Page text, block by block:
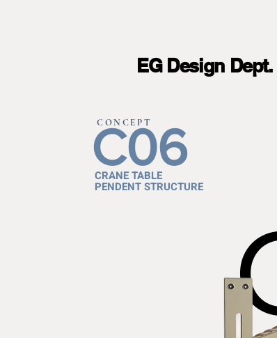
EG Design Dept.
CONCEPT
C06
CRANE TABLE
PENDENT STRUCTURE